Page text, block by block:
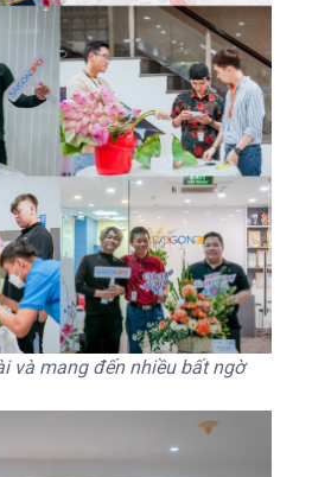
và mang đến nhiều bất ngờ